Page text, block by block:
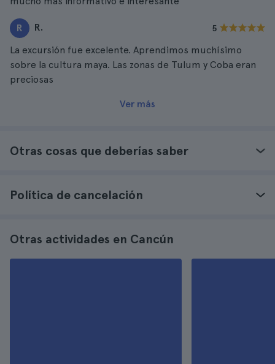
R R. 5
La excursión fue excelente. Aprendimos muchísimo
sobre la cultura maya. Las zonas de Tulum y Coba eran
preciosas
Ver más
Otras cosas que deberías saber
Política de cancelación
Otras actividades en Cancún